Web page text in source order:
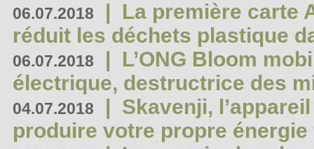
06.07.2018 | La première carte
réduit les déchets plastique
06.07.2018 | L’ONG Bloom
électrique, destructrice des
04.07.2018 | Skavenji,
produire votre propre